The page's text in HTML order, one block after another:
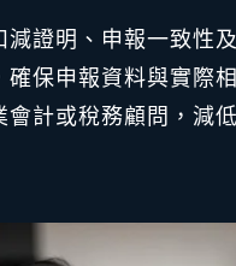
證明、申報一致性
保申報資料與實際
計或稅務顧問，減